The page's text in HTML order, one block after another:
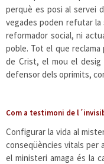
perquè es posi al servei
vegades poden refutar
reformador social, ni
poble. Tot el que
de Crist, el mou el
defensor dels oprimits,
Com a testimoni de
Configurar la vida al
conseqüències vitals per
el ministeri amaga és la